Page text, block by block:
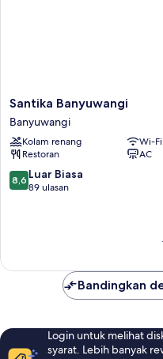
Santika
Banyuwangi
Banyuwangi
Santika Banyuwangi
Banyuwangi
Kolam renang
Wi-
Restoran
AC
8.6
dari
8,6 Luar Biasa
89 ulasan
Bandingkan
Login untuk melihat
syarat. Lebih banyak